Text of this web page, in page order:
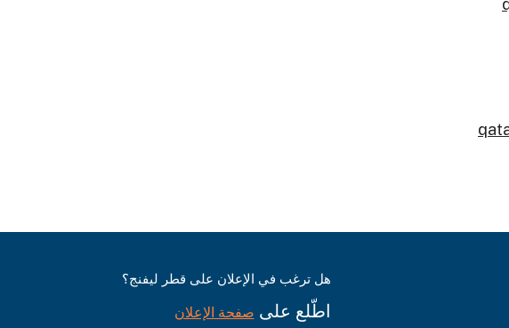
هل ترغب في الإعلان على قطر ليفنج؟
اطّلع على صفحة الإعلان